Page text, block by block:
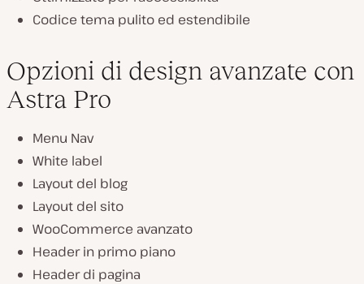
Codice tema pulito ed estendibile
Opzioni di design avanzate con
Astra Pro
Menu Nav
White label
Layout del blog
Layout del sito
WooCommerce avanzato
Header in primo piano
Header di pagina